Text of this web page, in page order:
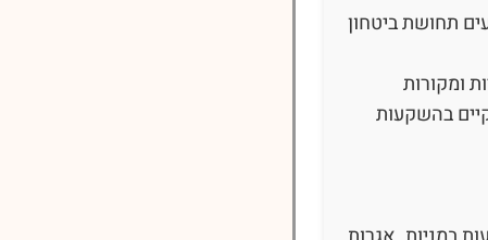
תחושת ביטחון
ומקורות
בהשקעות